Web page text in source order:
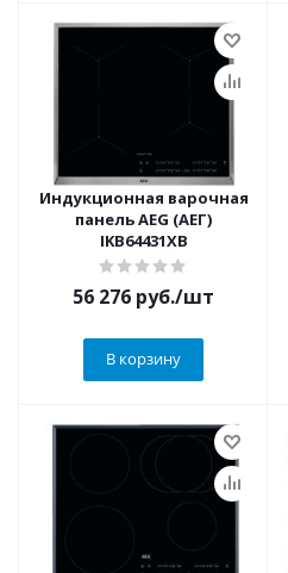
Индукционная варочная
панель AEG (АЕГ)
IKB64431XB
56 276 руб./шт
В корзину